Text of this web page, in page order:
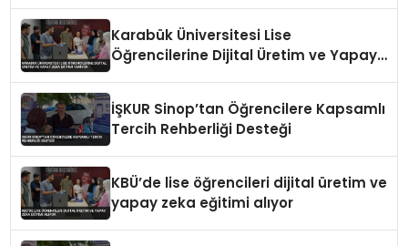
Karabük Üniversitesi Lise
Öğrencilerine Dijital Üretim ve Yapay
İŞKUR Sinop’tan Öğrencilere Kapsamlı
Tercih Rehberliği Desteği
KBÜ’de lise öğrencileri dijital üretim ve
yapay zeka eğitimi alıyor